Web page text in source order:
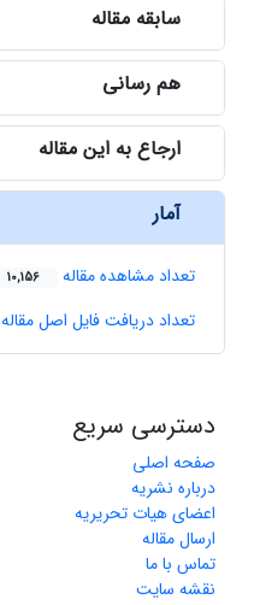
سابقه مقاله
هم رسانی
ارجاع به این مقاله
آمار
تعداد مشاهده مقاله 10,156
تعداد دریافت فایل اصل مقاله
دسترسی سریع
صفحه اصلی
درباره نشریه
اعضای هیات تحریریه
ارسال مقاله
تماس با ما
نقشه سایت